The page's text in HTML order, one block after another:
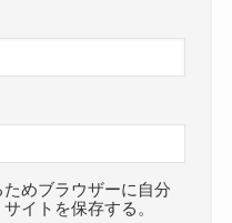
めブラウザーに自分
イトを保存する。